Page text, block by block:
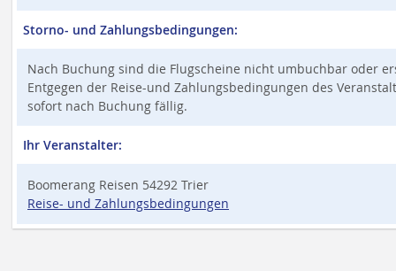
Storno- und Zahlungsbedingungen:
Nach Buchung sind die Flugscheine nicht umbuchbar oder
Entgegen der Reise-und Zahlungsbedingungen des
sofort nach Buchung fällig.
Ihr Veranstalter:
Boomerang Reisen 54292 Trier
Reise- und Zahlungsbedingungen